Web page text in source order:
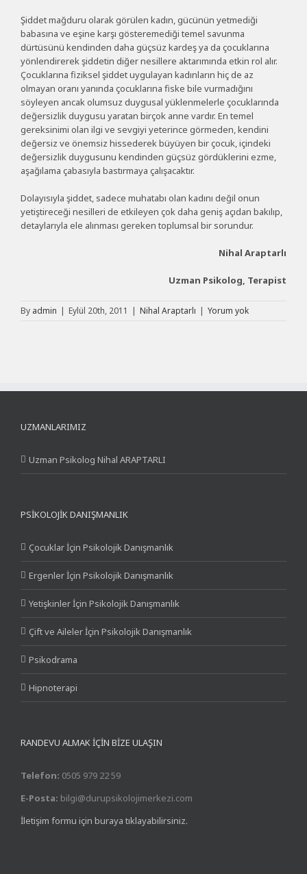
Şiddet mağduru olarak görülen kadın, gücünün yetmediği
babasına ve eşine karşı gösteremediği temel savunma
dürtüsünü kendinden daha güçsüz kardeş ya da çocuklarına
yönlendirerek şiddetin diğer nesillere aktarımında etkin rol alır.
Çocuklarına fiziksel şiddet uygulayan kadınların hiç de az
olmayan oranı yanında çocuklarına fiske bile vurmadığını
söyleyen ancak olumsuz duygusal yüklenmelerle çocuklarında
değersizlik duygusu yaratan birçok anne vardır. En temel
gereksinimi olan ilgi ve sevgiyi yeterince görmeden, kendini
değersiz ve önemsiz hissederek büyüyen bir çocuk, içindeki
değersizlik duygusunu kendinden güçsüz gördüklerini ezme,
aşağılama çabasıyla bastırmaya çalışacaktır.
Dolayısıyla şiddet, sadece muhatabı olan kadını değil onun
yetiştireceği nesilleri de etkileyen çok daha geniş açıdan bakılıp,
detaylarıyla ele alınması gereken toplumsal bir sorundur.
Nihal Araptarlı
Uzman Psikolog, Terapist
By admin | Eylül 20th, 2011 | Nihal Araptarlı | Yorum yok
UZMANLARIMIZ
Uzman Psikolog Nihal ARAPTARLI
PSIKOLOJIK DANIŞMANLIK
Çocuklar İçin Psikolojik Danışmanlık
Ergenler İçin Psikolojik Danışmanlık
Yetişkinler İçin Psikolojik Danışmanlık
Çift ve Aileler İçin Psikolojik Danışmanlık
Psikodrama
Hipnoterapi
RANDEVU ALMAK İÇİN BİZE ULAŞIN
Telefon: 0505 979 22 59
E-Posta: bilgi@durupsikolojimerkezi.com
İletişim formu için buraya tıklayabilirsiniz.